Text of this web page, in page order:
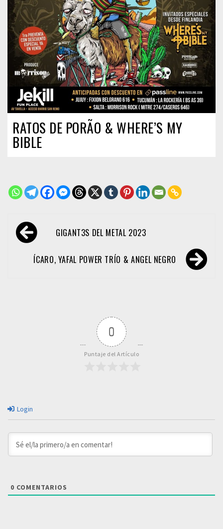
RATOS DE PORÃO & WHERE’S MY
BIBLE
Navegación
de
entradas
GIGANT3S DEL METAL 2023
ÍCARO, YAFAL POWER TRÍO & ANGEL NEGRO
0
Puntaje del Artículo
Login
0 COMENTARIOS